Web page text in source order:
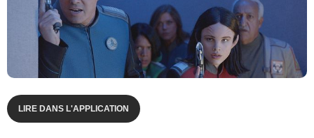
LIRE DANS L'APPLICATION